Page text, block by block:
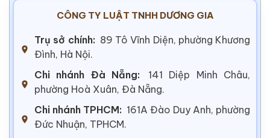
CÔNG TY LUẬT TNHH DƯƠNG GIA
Trụ sở chính: 89 Tô Vĩnh Diện, phường Khương
Đình, Hà Nội.
Chi nhánh Đà Nẵng:
141 Diệp Minh Châu,
phường Hoà Xuân, Đà Nẵng.
Chi nhánh TPHCM: 161A Đào Duy Anh, phường
Đức Nhuận, TPHCM.